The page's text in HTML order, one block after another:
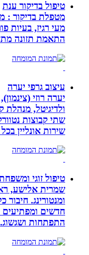
טיפול בדיקור ענת
מטפלת בדיקור :
מעי רגיז, בעיות
התאמת תזונה
עיצוב גרפי יערה
יערה רוזי
ולדיגיטל, מנהלת
שתי קבוצות
שירות אונליין בכל
טיפול זוגי ומשפחתי
שמרית אלישע,
ומנטורינג. חיבור
חדשים ומפתיעים
התפתחות ושגשוג.